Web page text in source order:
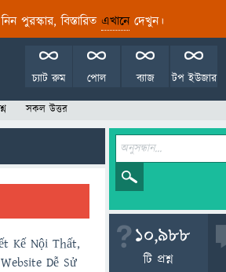
পুরস্কার, বিস্তারিত এখানেদেখুন।
টপ ইউজার
ব্যাজ
পোল
চ্যাট রুম
সকল উত্তর
Kế Nội Thất,
Dễ Sử
10,988
টি প্রশ্ন